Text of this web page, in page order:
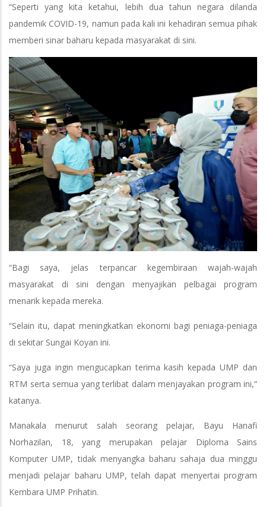
“Seperti yang kita ketahui, lebih dua tahun negara dilanda
pandemik COVID-19, namun pada kali ini kehadiran semua pihak
memberi sinar baharu kepada masyarakat di sini.
“Bagi saya, jelas terpancar kegembiraan wajah-wajah
masyarakat di sini dengan menyajikan pelbagai program
menarik kepada mereka.
“Selain itu, dapat meningkatkan ekonomi bagi peniaga-peniaga
di sekitar Sungai Koyan ini.
“Saya juga ingin mengucapkan terima kasih kepada UMP dan
RTM serta semua yang terlibat dalam menjayakan program ini,”
katanya.
Manakala menurut salah seorang pelajar, Bayu Hanafi
Norhazilan, 18, yang merupakan pelajar Diploma Sains
Komputer UMP, tidak menyangka baharu sahaja dua minggu
menjadi pelajar baharu UMP, telah dapat menyertai program
Kembara UMP Prihatin.